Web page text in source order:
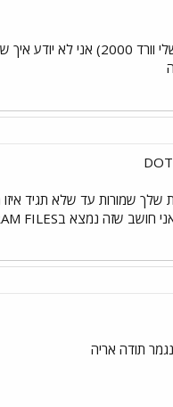
שלך שמורות עד שלא תגיד
תודה אריה